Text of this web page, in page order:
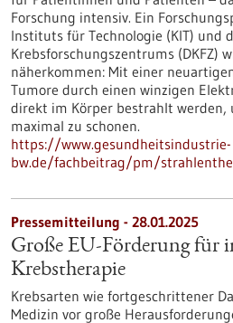
Forschung intensiv. Ein
Instituts für Technologie (KIT) und
Krebsforschungszentrums (DKFZ)
näherkommen: Mit einer
Tumore durch einen winzigen
direkt im Körper bestrahlt werden,
maximal zu schonen.
https://www.gesundheitsindustrie-
bw.de/fachbeitrag/pm/
Pressemitteilung - 28.01.2025
Große EU-Förderung für
Krebstherapie
Krebsarten wie fortgeschrittener
Medizin vor große